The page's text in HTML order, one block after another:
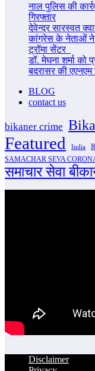
नाल पुलिस की
गिरफ्तार
देवेन्द्र सारस्वत
कांग्रेस के नेताओं ने
ट्रॉमा सेंटर
डॉ. मेघना शर्मा को
बदरासर की
BLOG
contact us
bikaner crime
Featured India
SAMACHAR SEVA
समाचार सेवा
Disclaimer